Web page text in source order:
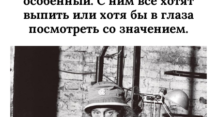
выпить или хотя бы в глаза
посмотреть со значением.